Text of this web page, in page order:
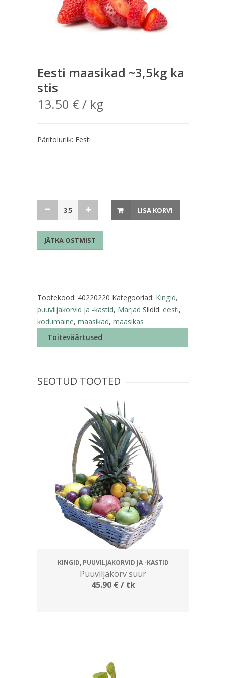
Eesti maasikad ~3,5kg ka
stis
13.50 €/ kg
Päritoluriik: Eesti
~3,5kg
kastis
LISA KORVI
JÄTKA OSTMIST
Tootekood: 40220220 Kategooriad: Kingid,
puuviljakorvid ja -kastid, Marjad Sildid: eesti,
kodumaine, maasikad, maasikas
Toiteväärtused
SEOTUD TOOTED
KINGID, PUUVILJAKORVID JA -KASTID
Puuviljakorv suur
45.90 €/ tk